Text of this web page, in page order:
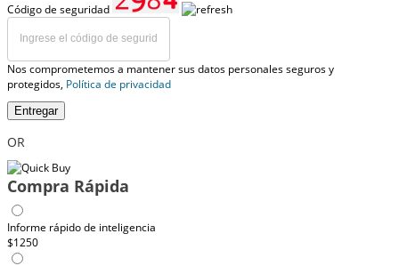
Código de seguridad
Nos comprometemos a mantener sus datos personales seguros y
protegidos, Política de privacidad
Entregar
OR
Compra Rápida
Informe rápido de inteligencia
$1250